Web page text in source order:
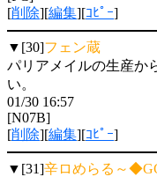
[削除][編集][ｺﾋﾟｰ]
▼[30]フェン蔵
パリアメイルの生産か
い。
01/30 16:57
[N07B]
[削除][編集][ｺﾋﾟｰ]
▼[31]辛ロめらる～